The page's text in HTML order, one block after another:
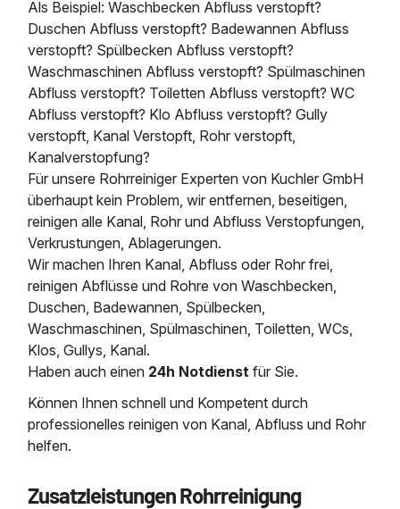
Als Beispiel: Waschbecken Abfluss verstopft?
Duschen Abfluss verstopft? Badewannen Abfluss
verstopft? Spülbecken Abfluss verstopft?
Waschmaschinen Abfluss verstopft? Spülmaschinen
Abfluss verstopft? Toiletten Abfluss verstopft? WC
Abfluss verstopft? Klo Abfluss verstopft? Gully
verstopft, Kanal Verstopft, Rohr verstopft,
Kanalverstopfung?
Für unsere Rohrreiniger Experten von Kuchler GmbH
überhaupt kein Problem, wir entfernen, beseitigen,
reinigen alle Kanal, Rohr und Abfluss Verstopfungen,
Verkrustungen, Ablagerungen.
Wir machen Ihren Kanal, Abfluss oder Rohr frei,
reinigen Abflüsse und Rohre von Waschbecken,
Duschen, Badewannen, Spülbecken,
Waschmaschinen, Spülmaschinen, Toiletten, WCs,
Klos, Gullys, Kanal.
Haben auch einen 24h Notdienst für Sie.
Können Ihnen schnell und Kompetent durch
professionelles reinigen von Kanal, Abfluss und Rohr
helfen.
Zusatzleistungen Rohrreinigung